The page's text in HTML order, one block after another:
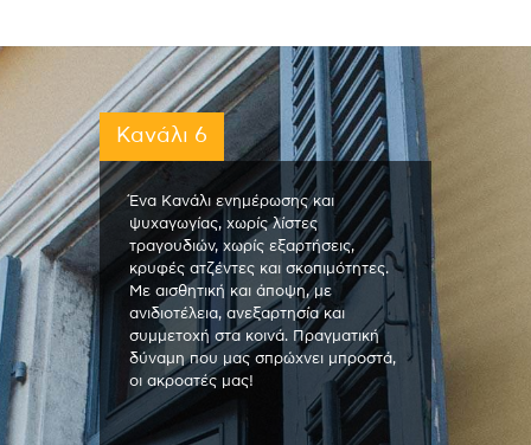
Κανάλι 6
Ένα Κανάλι ενημέρωσης και
ψυχαγωγίας, χωρίς λίστες
τραγουδιών, χωρίς εξαρτήσεις,
κρυφές ατζέντες και σκοπιμότητες.
Με αισθητική και άποψη, με
ανιδιοτέλεια, ανεξαρτησία και
συμμετοχή στα κοινά. Πραγματική
δύναμη που μας σπρώχνει μπροστά,
οι ακροατές μας!